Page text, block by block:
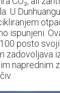
U
ispunjeni.
posto
zadovoljava
naprednim